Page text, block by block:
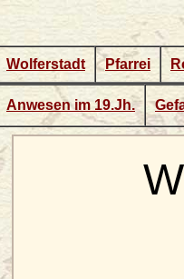
Wolferstadt Pfarrei
Anwesen im 19.Jh.